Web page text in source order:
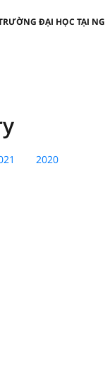
ĐẠI HỌC TẠI
2020